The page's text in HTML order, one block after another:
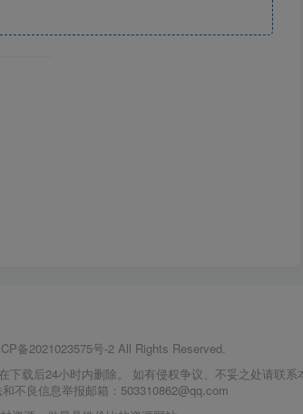
备2021023575号-2All Rights Reserved.
载后24小时内删除。 如有侵权争议、不妥之处请联
不良信息举报邮箱：503310862@qq.com